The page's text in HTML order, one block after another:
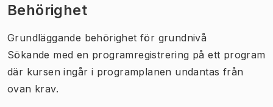
Behörighet
Grundläggande behörighet för grundnivå
Sökande med en programregistrering på ett program
där kursen ingår i programplanen undantas från
ovan krav.